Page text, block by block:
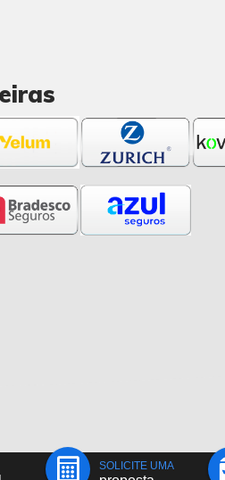
SOLICITE UMA